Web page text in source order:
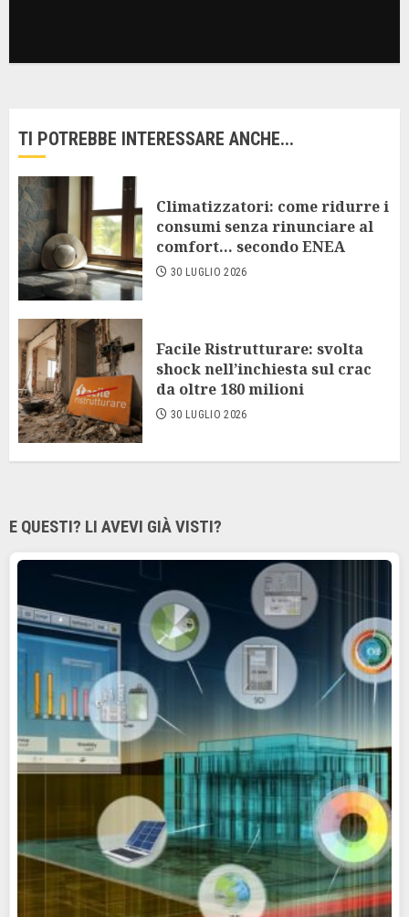
TI POTREBBE INTERESSARE ANCHE...
Climatizzatori: come ridurre i
consumi senza rinunciare al
comfort… secondo ENEA
30 LUGLIO 2026
Facile Ristrutturare: svolta
shock nell’inchiesta sul crac
da oltre 180 milioni
30 LUGLIO 2026
E QUESTI? LI AVEVI GIÀ VISTI?